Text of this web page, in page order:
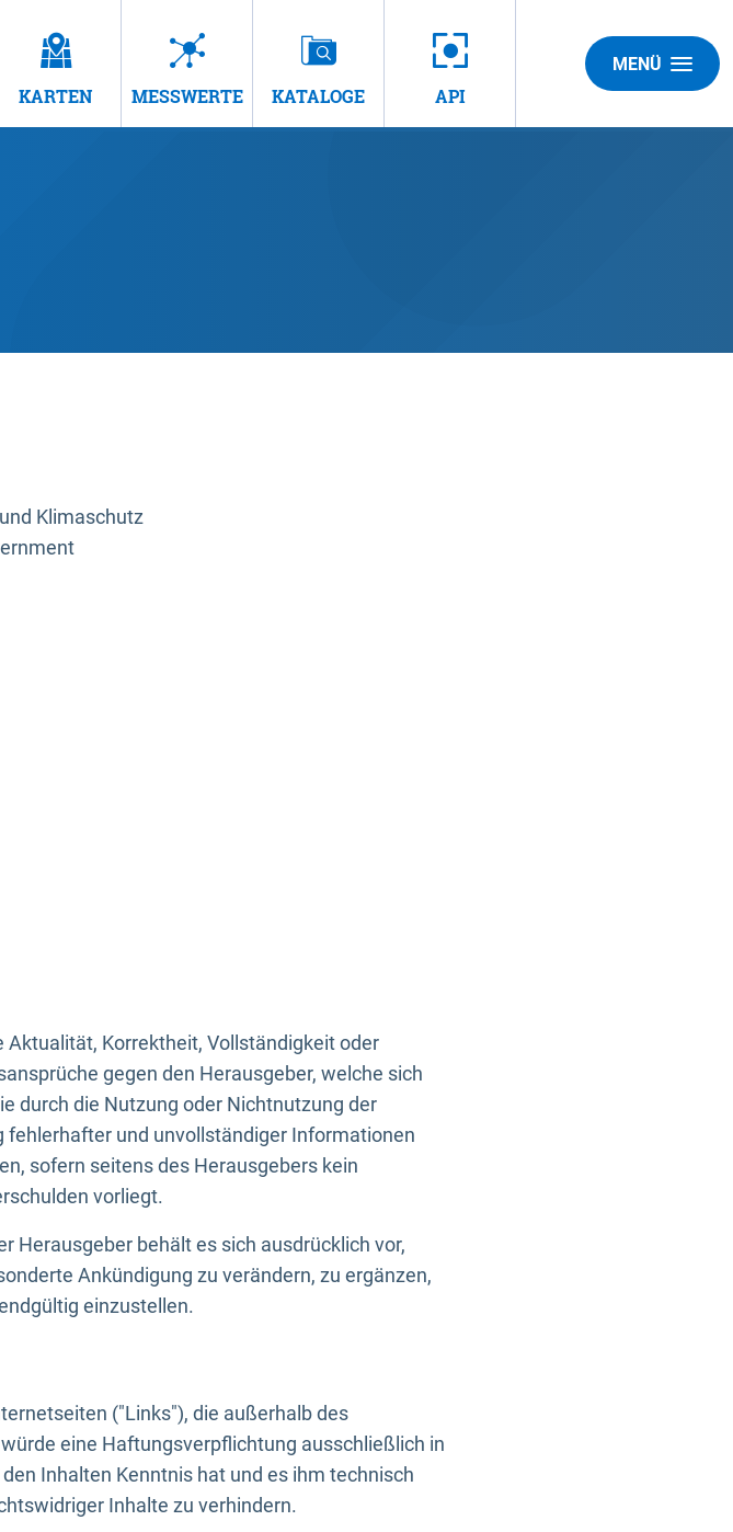
KARTEN MESSWERTE KATALOGE API
MENÜ
Klimaschutz
Korrektheit, Vollständigkeit oder
gegen den Herausgeber, welche sich
durch die Nutzung oder Nichtnutzung der
und unvollständiger Informationen
sofern seitens des Herausgebers kein
vorliegt.
Herausgeber behält es sich ausdrücklich vor,
Ankündigung zu verändern, zu ergänzen,
einzustellen.
("Links"), die außerhalb des
eine Haftungsverpflichtung ausschließlich in
Inhalten Kenntnis hat und es ihm technisch
Inhalte zu verhindern.